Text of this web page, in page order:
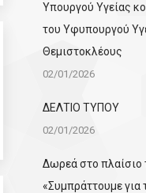
Υπουργού Υγείας
του Υφυπουργού
Θεμιστοκλέους
02/01/2026
ΔΕΛΤΙΟ ΤΥΠΟΥ
02/01/2026
Δωρεά στο πλαίσιο
«Συμπράττουμε για